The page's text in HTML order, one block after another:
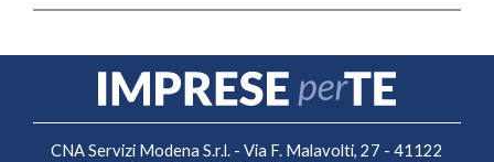
CNA Servizi Modena S.r.l. - Via F. Malavolti, 27 - 41122